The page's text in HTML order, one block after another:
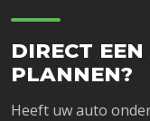
DIRECT
PLANNEN?
Heeft uw auto